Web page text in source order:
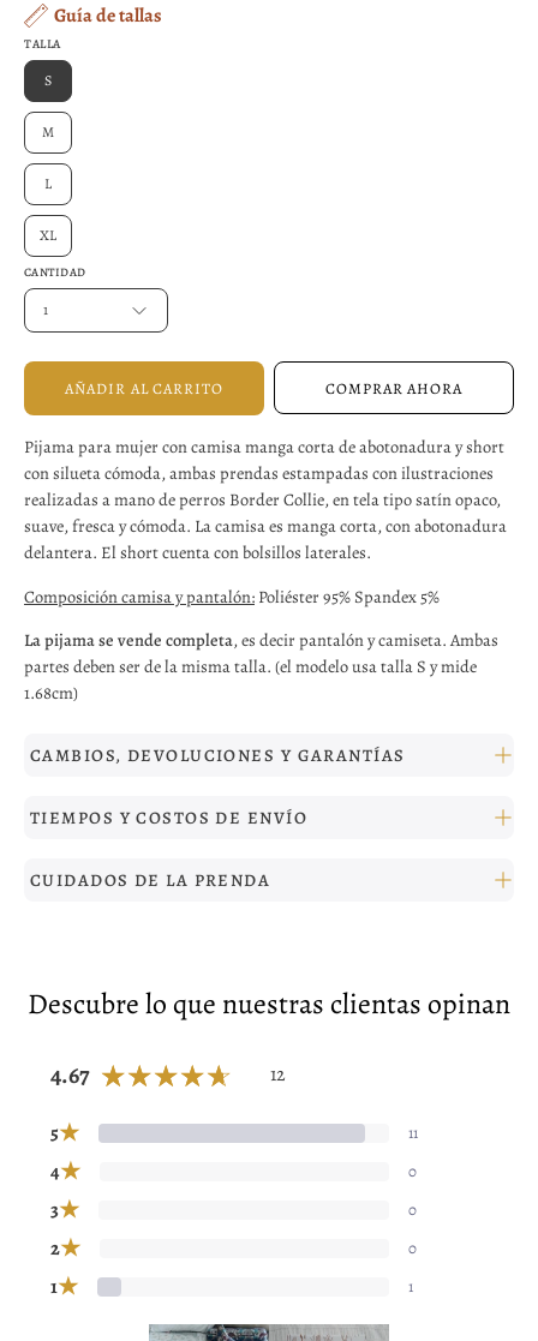
Guía de tallas
TALLA
S
M
L
XL
CANTIDAD
1
AÑADIR AL CARRITO COMPRAR AHORA
Pijama para mujer con camisa manga corta de abotonadura y short
con silueta cómoda, ambas prendas estampadas con ilustraciones
realizadas a mano de perros Border Collie, en tela tipo satín opaco,
suave, fresca y cómoda. La camisa es manga corta, con abotonadura
delantera. El short cuenta con bolsillos laterales.
Composición camisa y pantalón: Poliéster 95% Spandex 5%
La pijama se vende completa, es decir pantalón y camiseta. Ambas
partes deben ser de la misma talla. (el modelo usa talla S y mide
1.68cm)
CAMBIOS, DEVOLUCIONES Y GARANTÍAS
TIEMPOS Y COSTOS DE ENVÍO
CUIDADOS DE LA PRENDA
Descubre lo que nuestras clientas opinan
4.67 12
5★ 11
4★ 0
3★ 0
2★ 0
1★ 1